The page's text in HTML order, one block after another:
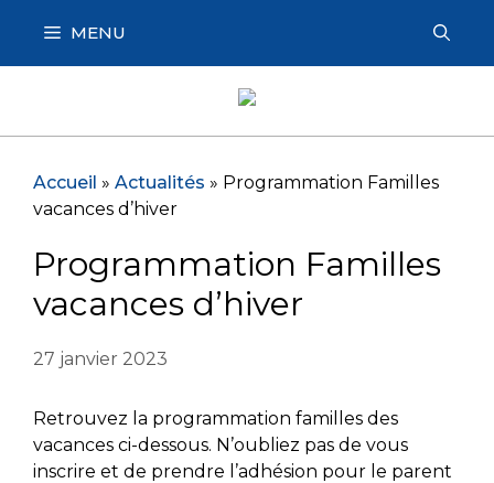
contenu
MENU
Accueil » Actualités » Programmation Familles
vacances d’hiver
Programmation Familles
vacances d’hiver
27 janvier 2023
Retrouvez la programmation familles des
vacances ci-dessous. N’oubliez pas de vous
inscrire et de prendre l’adhésion pour le parent